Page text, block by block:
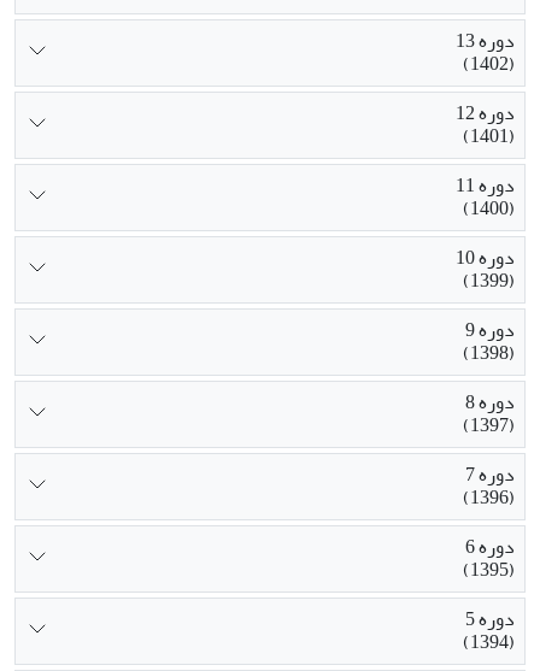
دوره 13
(1402)
دوره 12
(1401)
دوره 11
(1400)
دوره 10
(1399)
دوره 9
(1398)
دوره 8
(1397)
دوره 7
(1396)
دوره 6
(1395)
دوره 5
(1394)